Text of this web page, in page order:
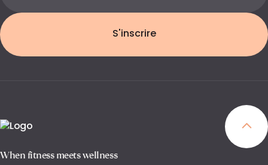
S'inscrire
When fitness meets wellness